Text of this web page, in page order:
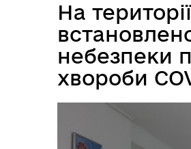
На
небезпеки
хвороби